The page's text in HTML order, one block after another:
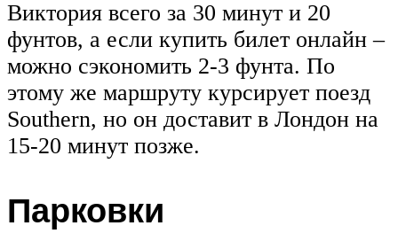
Виктория всего за 30 минут и 20
фунтов, а если купить билет онлайн –
можно сэкономить 2-3 фунта. По
этому же маршруту курсирует поезд
Southern, но он доставит в Лондон на
15-20 минут позже.
Парковки